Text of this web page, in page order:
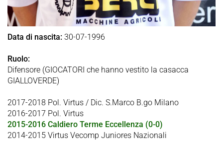
Data di nascita: 30-07-1996
Ruolo:
Difensore (GIOCATORI che hanno vestito la casacca
GIALLOVERDE)
2017-2018 Pol. Virtus / Dic. S.Marco B.go Milano
2016-2017 Pol. Virtus
2015-2016 Caldiero Terme Eccellenza (0-0)
2014-2015 Virtus Vecomp Juniores Nazionali